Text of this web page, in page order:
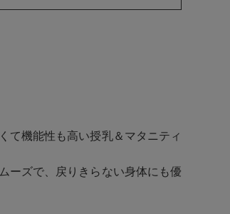
て機能性も高い授乳＆マタニティ
ーズで、戻りきらない身体にも優